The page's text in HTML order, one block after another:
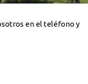
en el teléfono y